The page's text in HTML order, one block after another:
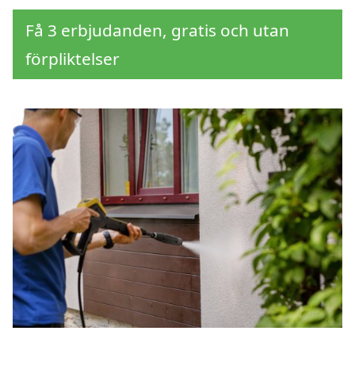
Få 3 erbjudanden, gratis och utan
förpliktelser